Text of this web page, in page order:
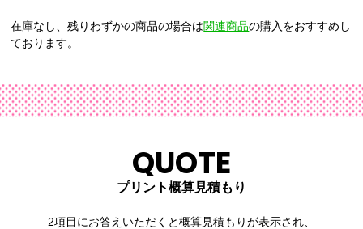
在庫なし、残りわずかの商品の場合は関連商品の購入をおすすめし
ております。
QUOTE
プリント概算見積もり
2項目にお答えいただくと概算見積もりが表示され、